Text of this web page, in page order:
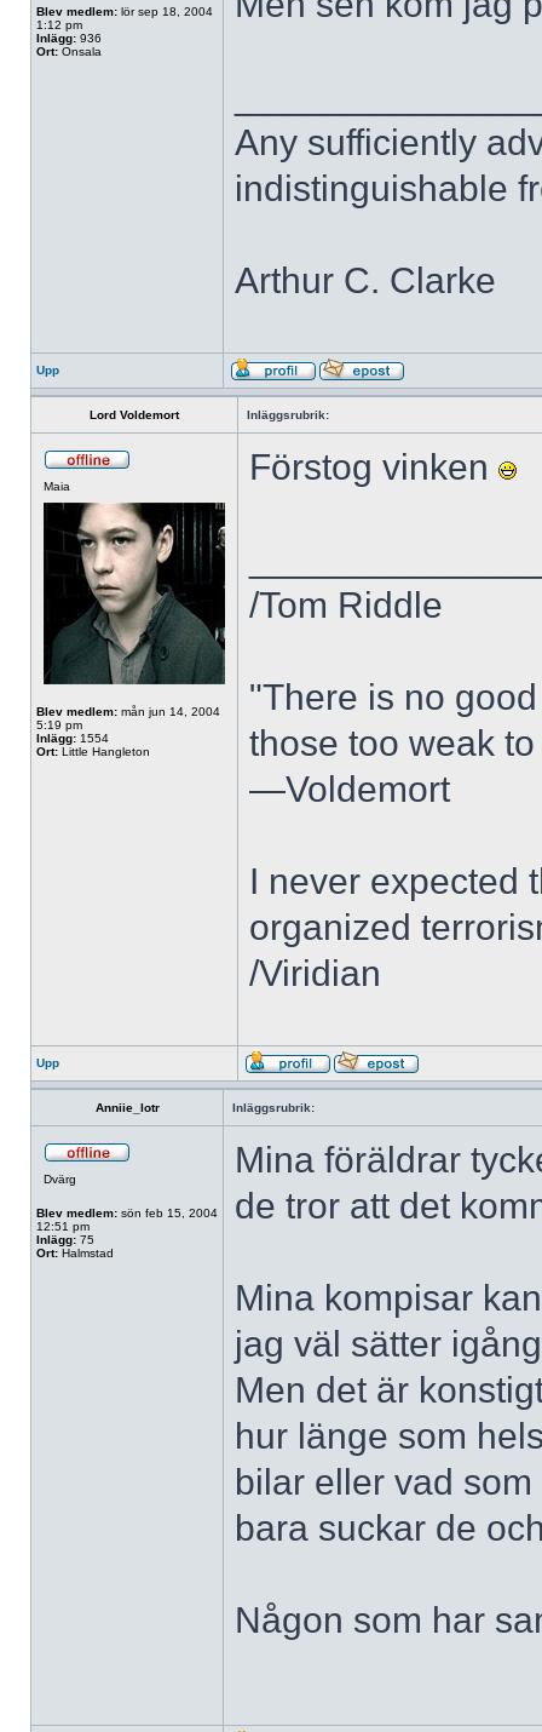
Blev medlem: lör sep 18, 2004
1:12 pm
Inlägg: 936
Ort: Onsala
Any sufficiently
indistinguishable
Arthur C. Clarke
Upp
Lord Voldemort Inläggsrubrik:
Maia
Blev medlem: mån jun 14, 2004
5:19 pm
Inlägg: 1554
Ort: Little Hangleton
Förstog vinken
/Tom Riddle
"There is no
those too weak
—Voldemort
I never expected
organized
/Viridian
Upp
Anniie_lotr Inläggsrubrik:
Dvärg
Blev medlem: sön feb 15, 2004
12:51 pm
Inlägg: 75
Ort: Halmstad
Mina föräldrar
de tror att det
Mina kompisar
jag väl sätter
Men det är
hur länge som
bilar eller vad
bara suckar de
Någon som har